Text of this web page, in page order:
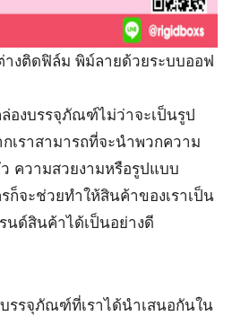
งติดฟิล์ม พิม์ลายด้วยระบบออฟ
องบรรจุภัณฑ์ไม่ว่าจะเป็นรูป
เราสามารถที่จะนำพวกความ
ความสวยงามหรือรูปแบบ
ก็จะช่วยทำให้สินค้าของเราเป็น
นด์สินค้าได้เป็นอย่างดี
รรจุภัณฑ์ที่เราได้นำเสนอกันใน